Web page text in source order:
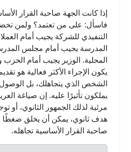
إذا كانت الجهة صاحبة القرار
فاسأل: على من تعتمد؟ ولمن
التنفيذي للشركة يجيب أمام
المدرسة يجيب أمام مجلس
المحلية. الوزير يجيب أمام الحزب
يكون الإجراء الأكثر فعالية هو
الشخص الذي يتجاهلك، بل
يملكون تأثيرًا عليه. إن صياغة
مرئية لذلك الجمهور الثانوي، أو
هدف ثانوي، يمكن أن يخلق ضغطًا
صاحبة القرار الأساسية تجاهله.